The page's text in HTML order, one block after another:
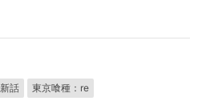
話 東京喰種：re